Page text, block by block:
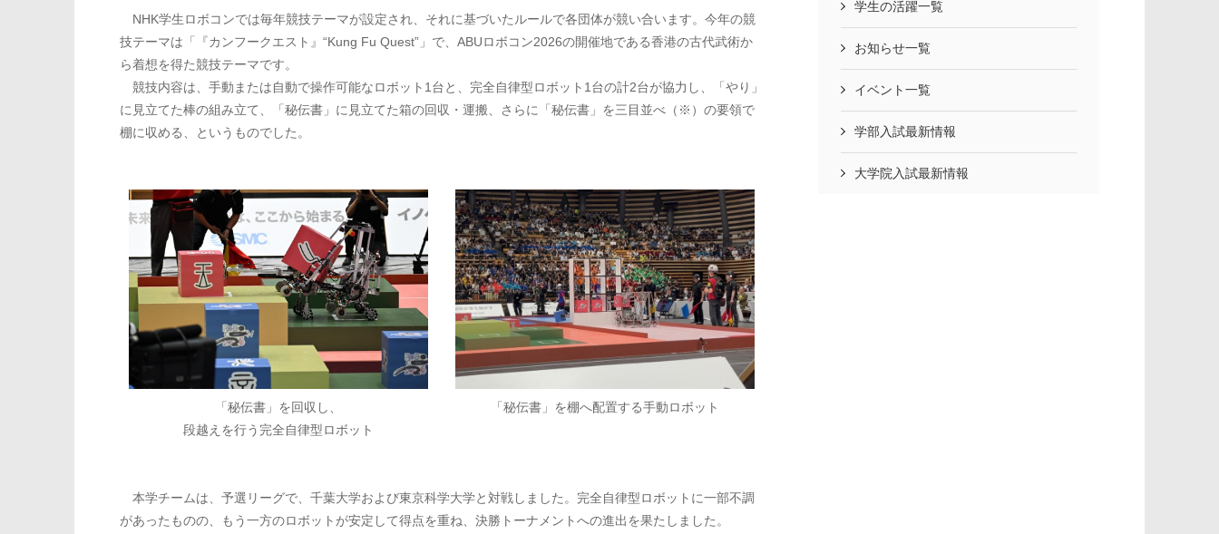
NHK学生ロボコンでは毎年競技テーマが設定され、それに基づいたルールで各団体が競い合います。今年の競
技テーマは「『カンフークエスト』“Kung Fu Quest”」で、ABUロボコン2026の開催地である⾹港の古代武術か
ら着想を得た競技テーマです。
競技内容は、手動または自動で操作可能なロボット1台と、完全自律型ロボット1台の計2台が協力し、「やり」
に見立てた棒の組み立て、「秘伝書」に見立てた箱の回収・運搬、さらに「秘伝書」を三目並べ（※）の要領で
棚に収める、というものでした。
「秘伝書」を回収し、
段越えを行う完全自律型ロボット
「秘伝書」を棚へ配置する手動ロボット
本学チームは、予選リーグで、千葉大学および東京科学大学と対戦しました。完全自律型ロボットに一部不調
があったものの、もう一方のロボットが安定して得点を重ね、決勝トーナメントへの進出を果たしました。
学生の活躍一覧
お知らせ一覧
イベント一覧
学部入試最新情報
大学院入試最新情報